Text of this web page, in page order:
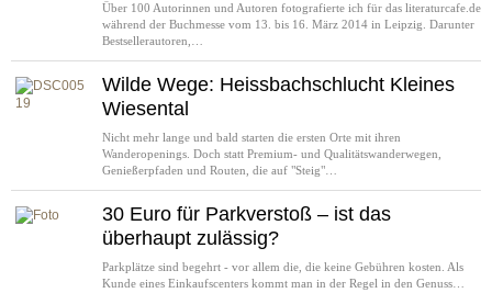
Über 100 Autorinnen und Autoren fotografierte ich für das literaturcafe.de
während der Buchmesse vom 13. bis 16. März 2014 in Leipzig. Darunter
Bestsellerautoren,…
Wilde Wege: Heissbachschlucht Kleines
Wiesental
Nicht mehr lange und bald starten die ersten Orte mit ihren
Wanderopenings. Doch statt Premium- und Qualitätswanderwegen,
Genießerpfaden und Routen, die auf "Steig"…
30 Euro für Parkverstoß – ist das
überhaupt zulässig?
Parkplätze sind begehrt - vor allem die, die keine Gebühren kosten. Als
Kunde eines Einkaufscenters kommt man in der Regel in den Genuss…